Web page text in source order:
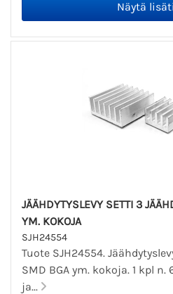
JÄÄHDYTYSLEVY SETTI 3
YM. KOKOJA
SJH24554
Tuote SJH24554.
SMD BGA ym. kokoja. 1 kpl
ja...